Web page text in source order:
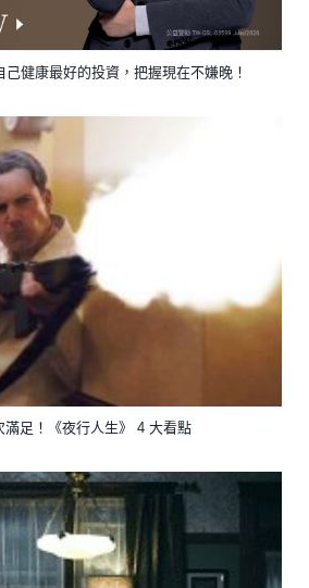
健康最好的投資，把握現在不嫌晚！
足！《夜行人生》 4 大看點